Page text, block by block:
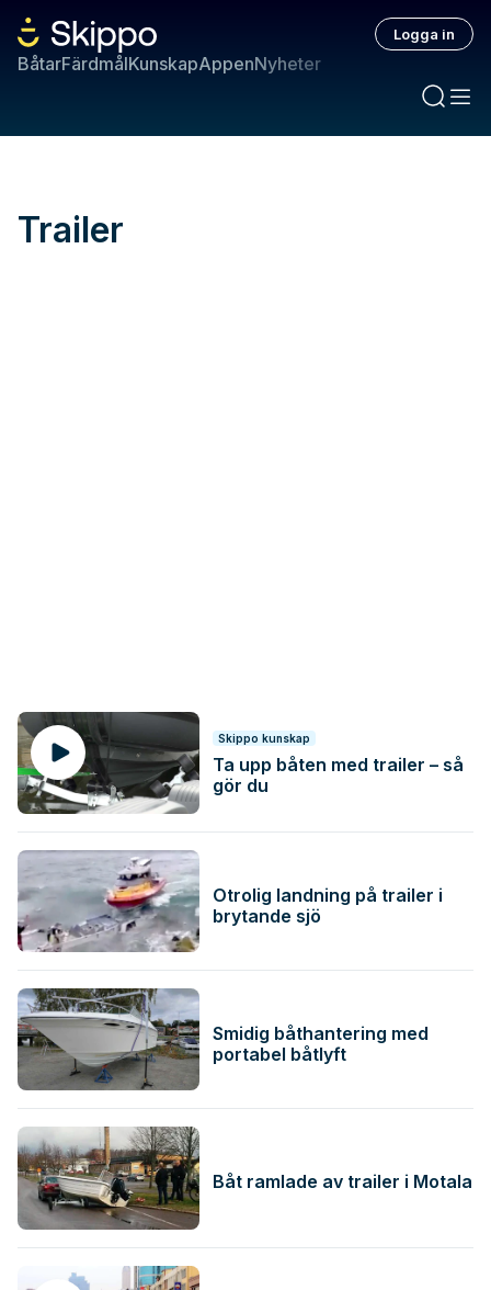
BåtarFärdmålKunskapAppenNyheter
Logga in
Trailer
Skippo kunskap
Ta upp båten med trailer – så
gör du
Otrolig landning på trailer i
brytande sjö
Smidig båthantering med
portabel båtlyft
Båt ramlade av trailer i Motala